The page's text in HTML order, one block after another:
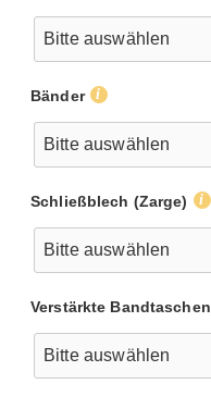
Bänder
Schließblech (Zarge)
Verstärkte Bandtaschen